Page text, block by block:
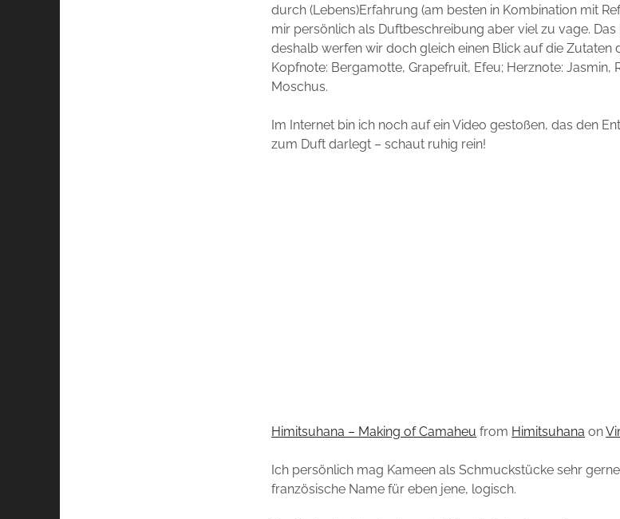
durch (Lebens)Erfahrung (am besten in Kombination mit
mir persönlich als Duftbeschreibung aber viel zu vage. Das
deshalb werfen wir doch gleich einen Blick auf die Zutaten
Kopfnote: Bergamotte, Grapefruit, Efeu; Herznote:Jasmin,
Moschus.
Im Internet bin ich noch auf ein Video gestoßen, das den
zum Duft darlegt – schaut ruhig rein!
Himitsuhana – Making of Camaheu from Himitsuhana on
Ich persönlich mag Kameen als Schmuckstücke sehr
französische Name für eben jene, logisch.